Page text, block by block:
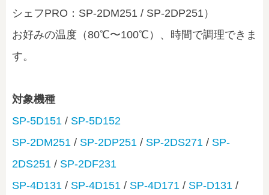
シェフPRO：SP-2DM251 / SP-2DP251）
お好みの温度（80℃〜100℃）、時間で調理できま
す。
対象機種
SP-5D151 / SP-5D152
SP-2DM251 / SP-2DP251 / SP-2DS271 / SP-
2DS251 / SP-2DF231
SP-4D131 / SP-4D151 / SP-4D171 / SP-D131 /